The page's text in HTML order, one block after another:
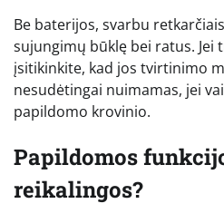
Be baterijos, svarbu
sujungimų būklę bei ratus.
įsitikinkite, kad jos tvirtinimo
nesudėtingai nuimamas, jei
papildomo krovinio.
Papildomos
reikalingos?